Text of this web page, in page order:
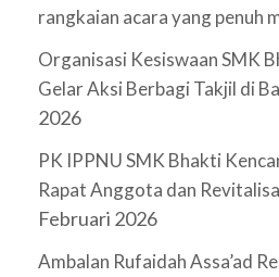
rangkaian acara yang penuh
Organisasi Kesiswaan SMK
Gelar Aksi Berbagi Takjil di
2026
PK IPPNU SMK Bhakti
Rapat Anggota dan
Februari 2026
Ambalan Rufaidah Assa’ad